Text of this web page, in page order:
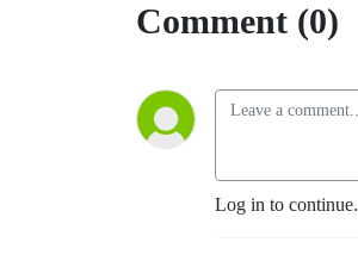
Comment (0)
Log in to continue.